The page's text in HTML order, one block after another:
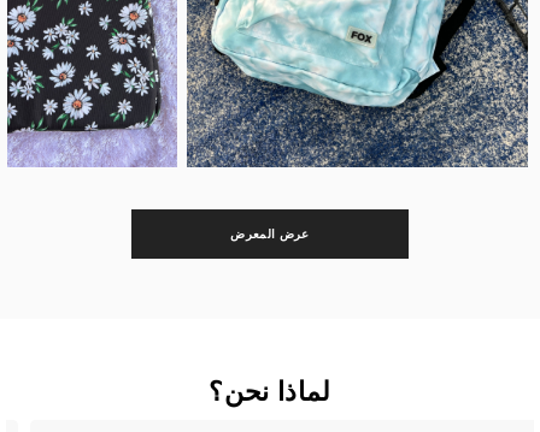
عرض المعرض
لماذا نحن؟